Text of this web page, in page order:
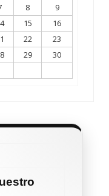
8
9
15
16
22
23
29
30